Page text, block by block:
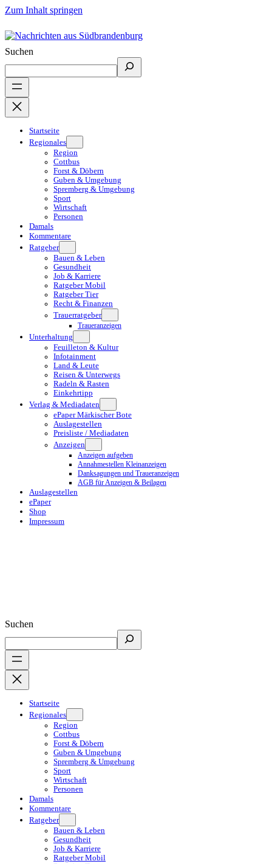
Zum Inhalt springen
Suchen
Startseite
Regionales
Region
Cottbus
Forst & Döbern
Guben & Umgebung
Spremberg & Umgebung
Sport
Wirtschaft
Personen
Damals
Kommentare
Ratgeber
Bauen & Leben
Gesundheit
Job & Karriere
Ratgeber Mobil
Ratgeber Tier
Recht & Finanzen
Trauerratgeber
Traueranzeigen
Unterhaltung
Feuilleton & Kultur
Infotainment
Land & Leute
Reisen & Unterwegs
Radeln & Rasten
Einkehrtipp
Verlag & Mediadaten
ePaper Märkischer Bote
Auslagestellen
Preisliste / Mediadaten
Anzeigen
Anzeigen aufgeben
Annahmestellen Kleinanzeigen
Danksagungen und Traueranzeigen
AGB für Anzeigen & Beilagen
Auslagestellen
ePaper
Shop
Impressum
Suchen
Startseite
Regionales
Region
Cottbus
Forst & Döbern
Guben & Umgebung
Spremberg & Umgebung
Sport
Wirtschaft
Personen
Damals
Kommentare
Ratgeber
Bauen & Leben
Gesundheit
Job & Karriere
Ratgeber Mobil